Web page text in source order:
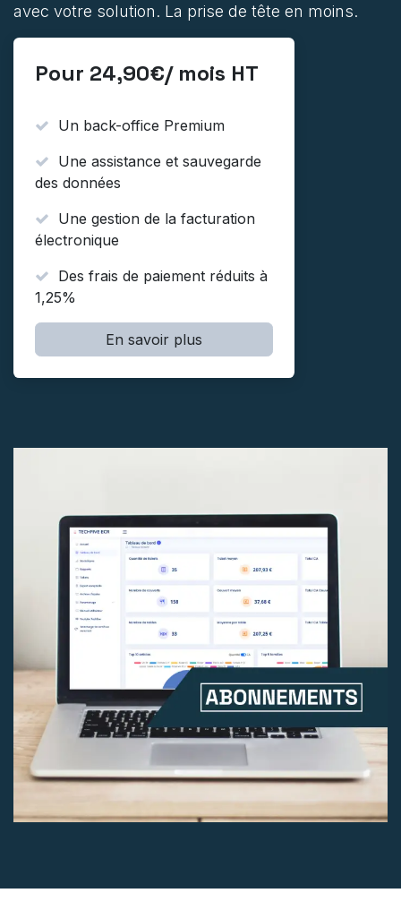
avec votre solution. La prise de tête en moins.
Pour 24,90€/ mois HT
Un back-office Premium
Une assistance et sauvegarde
des données
Une gestion de la facturation
électronique
Des frais de paiement réduits à
1,25%
En savoir plus